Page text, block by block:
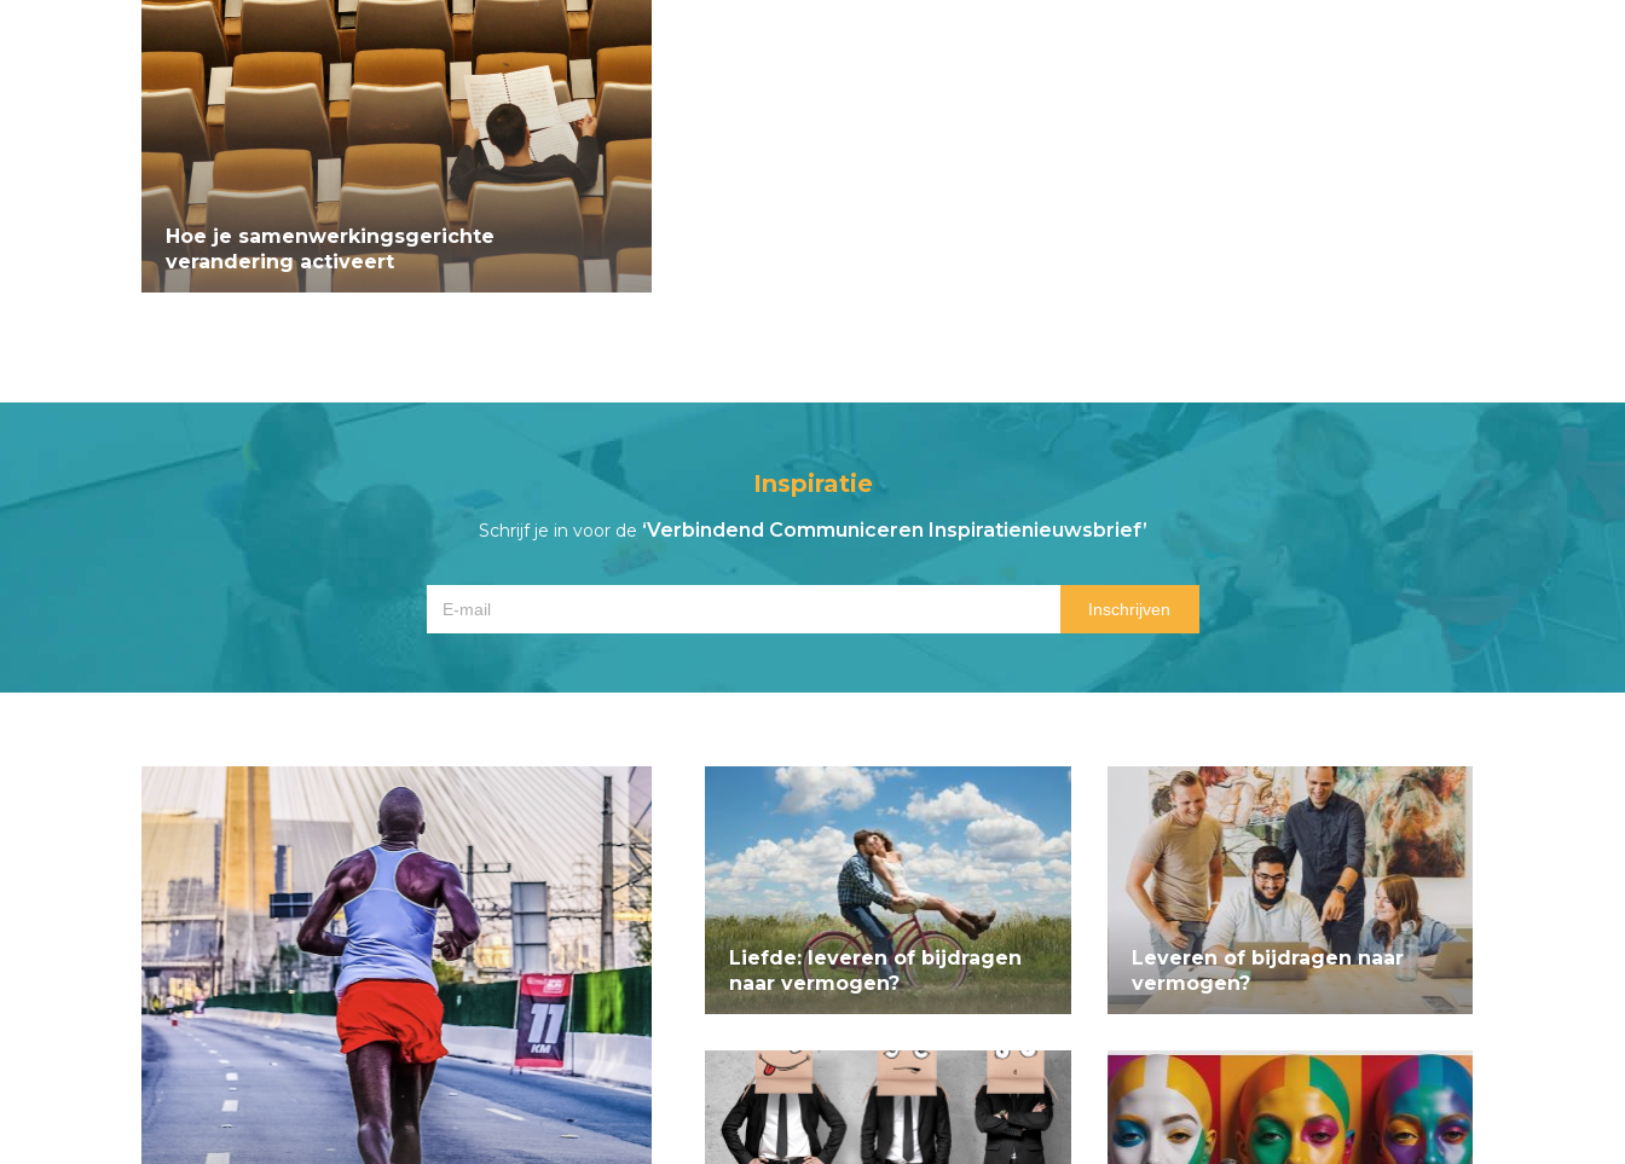
Hoe je samenwerkingsgerichte
verandering activeert
Inspiratie
Schrijf je in voor de ‘Verbindend Communiceren Inspiratienieuwsbrief’
Liefde: leveren of bijdragen
naar vermogen?
Leveren of bijdragen naar
vermogen?